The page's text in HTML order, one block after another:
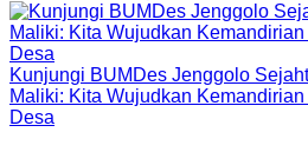
Kunjungi BUMDes Jenggolo
Maliki: Kita Wujudkan
Desa